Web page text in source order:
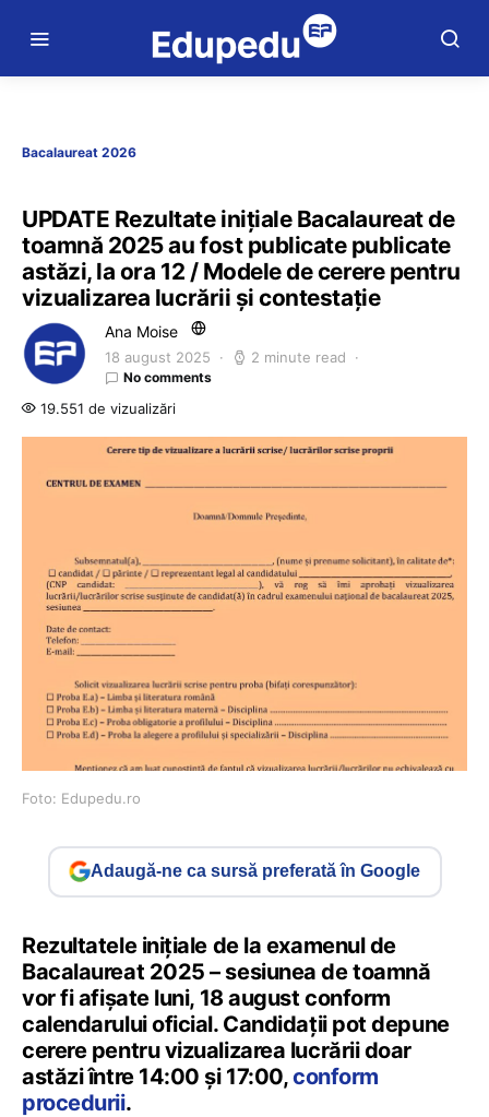
Bacalaureat 2026
UPDATE Rezultate inițiale Bacalaureat de
toamnă 2025 au fost publicate publicate
astăzi, la ora 12 / Modele de cerere pentru
vizualizarea lucrării și contestație
Ana Moise
18 august 2025 2 minute read
No comments
19.551 de vizualizări
Foto: Edupedu.ro
Adaugă-ne ca sursă preferată în Google
Rezultatele inițiale de la examenul de
Bacalaureat 2025 – sesiunea de toamnă
vor fi afișate luni, 18 august conform
calendarului oficial. Candidații pot depune
cerere pentru vizualizarea lucrării doar
astăzi între 14:00 și 17:00,conform
procedurii.